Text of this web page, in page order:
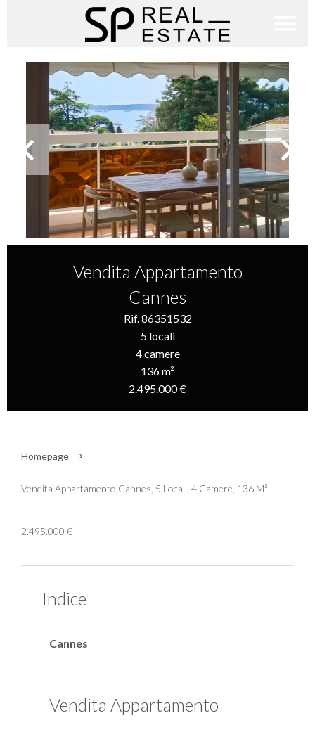
Vendita Appartamento
Cannes
Rif. 86351532
5 locali
4 camere
136 m²
2.495.000 €
Homepage
Vendita Appartamento Cannes, 5 Locali, 4 Camere, 136 M²,
2.495.000 €
Indice
Cannes
Vendita Appartamento